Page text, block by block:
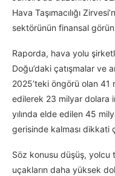
Hava Taşımacılığı
sektörünün finansal
Raporda, hava yolu
Doğu’daki çatışmalar ve
2025’teki öngörü olan 41
edilerek 23 milyar dolara
yılında elde edilen 45
gerisinde kalması dikkati
Söz konusu düşüş, yolcu
uçakların daha yüksek